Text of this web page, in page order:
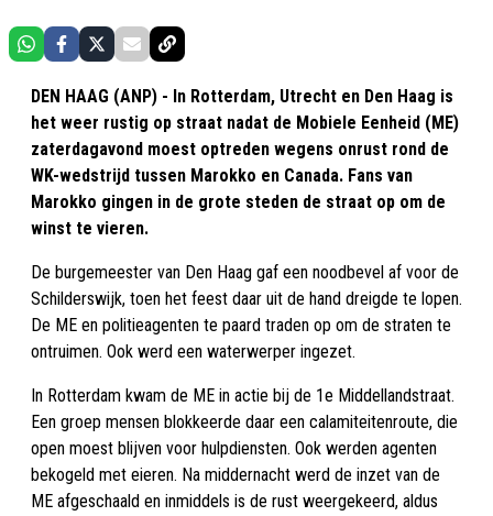
DEN HAAG (ANP) - In Rotterdam, Utrecht en Den Haag is
het weer rustig op straat nadat de Mobiele Eenheid (ME)
zaterdagavond moest optreden wegens onrust rond de
WK-wedstrijd tussen Marokko en Canada. Fans van
Marokko gingen in de grote steden de straat op om de
winst te vieren.
De burgemeester van Den Haag gaf een noodbevel af voor de
Schilderswijk, toen het feest daar uit de hand dreigde te lopen.
De ME en politieagenten te paard traden op om de straten te
ontruimen. Ook werd een waterwerper ingezet.
In Rotterdam kwam de ME in actie bij de 1e Middellandstraat.
Een groep mensen blokkeerde daar een calamiteitenroute, die
open moest blijven voor hulpdiensten. Ook werden agenten
bekogeld met eieren. Na middernacht werd de inzet van de
ME afgeschaald en inmiddels is de rust weergekeerd, aldus